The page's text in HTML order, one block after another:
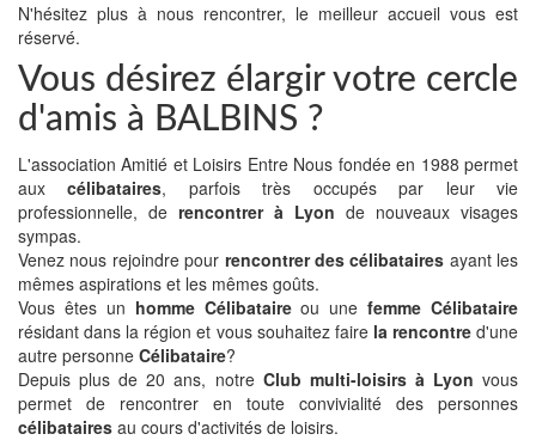
N'hésitez plus à nous rencontrer, le meilleur accueil vous est
réservé.
Vous désirez élargir votre cercle
d'amis à BALBINS ?
L'association Amitié et Loisirs Entre Nous fondée en 1988 permet
auxcélibataires, parfois très occupés par leur vie
professionnelle, de rencontrer à Lyon de nouveaux visages
sympas.
Venez nous rejoindre pour rencontrer des célibataires ayant les
mêmes aspirations et les mêmes goûts.
Vous êtes un homme Célibataireou unefemme Célibataire
résidant dans la région et vous souhaitez faire la rencontred'une
autre personne Célibataire?
Depuis plus de 20 ans, notre Club multi-loisirs à Lyon vous
permet de rencontrer en toute convivialité des personnes
célibataires au cours d'activités de loisirs.